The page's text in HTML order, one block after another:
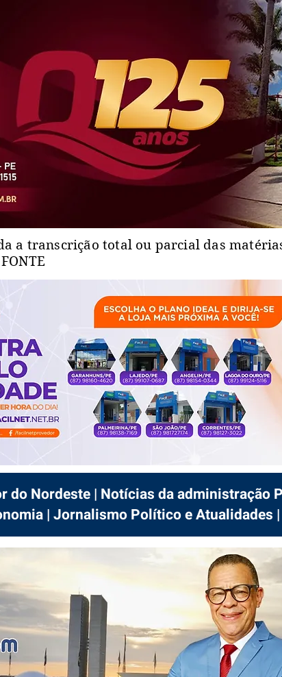
a transcrição total ou parcial das matérias
do Nordeste | Notícias da administração
| Jornalismo Político e Atualidades